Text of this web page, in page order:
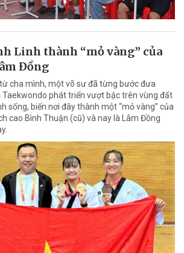
Linh thành “mỏ vàng” của
Đồng
cha mình, một võ sư đã từng bước đưa
phát triển vượt bậc trên vùng đất
sống, biến nơi đây thành một “mỏ vàng” của
cao Bình Thuận (cũ) và nay là Lâm Đồng